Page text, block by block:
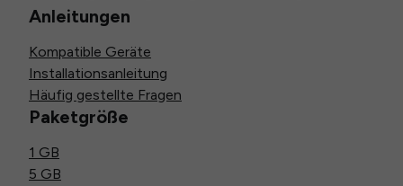
Anleitungen
Kompatible Geräte
Installationsanleitung
Häufig gestellte Fragen
Paketgröße
1 GB
5 GB